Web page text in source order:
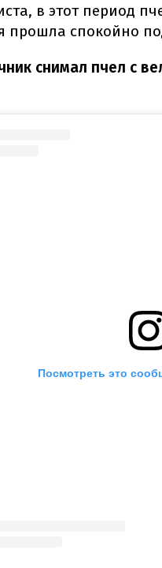
в этот период
прошла спокойно
снимал пчел с
Посмотреть это